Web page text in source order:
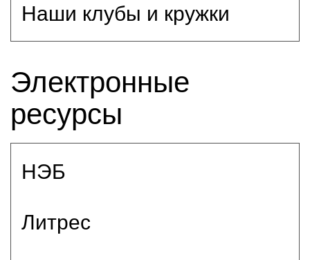
Наши клубы и кружки
Электронные
ресурсы
НЭБ
Литрес